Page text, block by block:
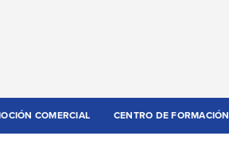
COMERCIAL CENTRO DE FORMACIÓN